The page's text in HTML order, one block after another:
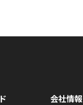
会社情報